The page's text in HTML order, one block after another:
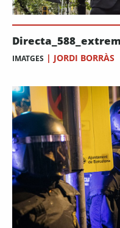
IMATGES | JORDI BORRÀS